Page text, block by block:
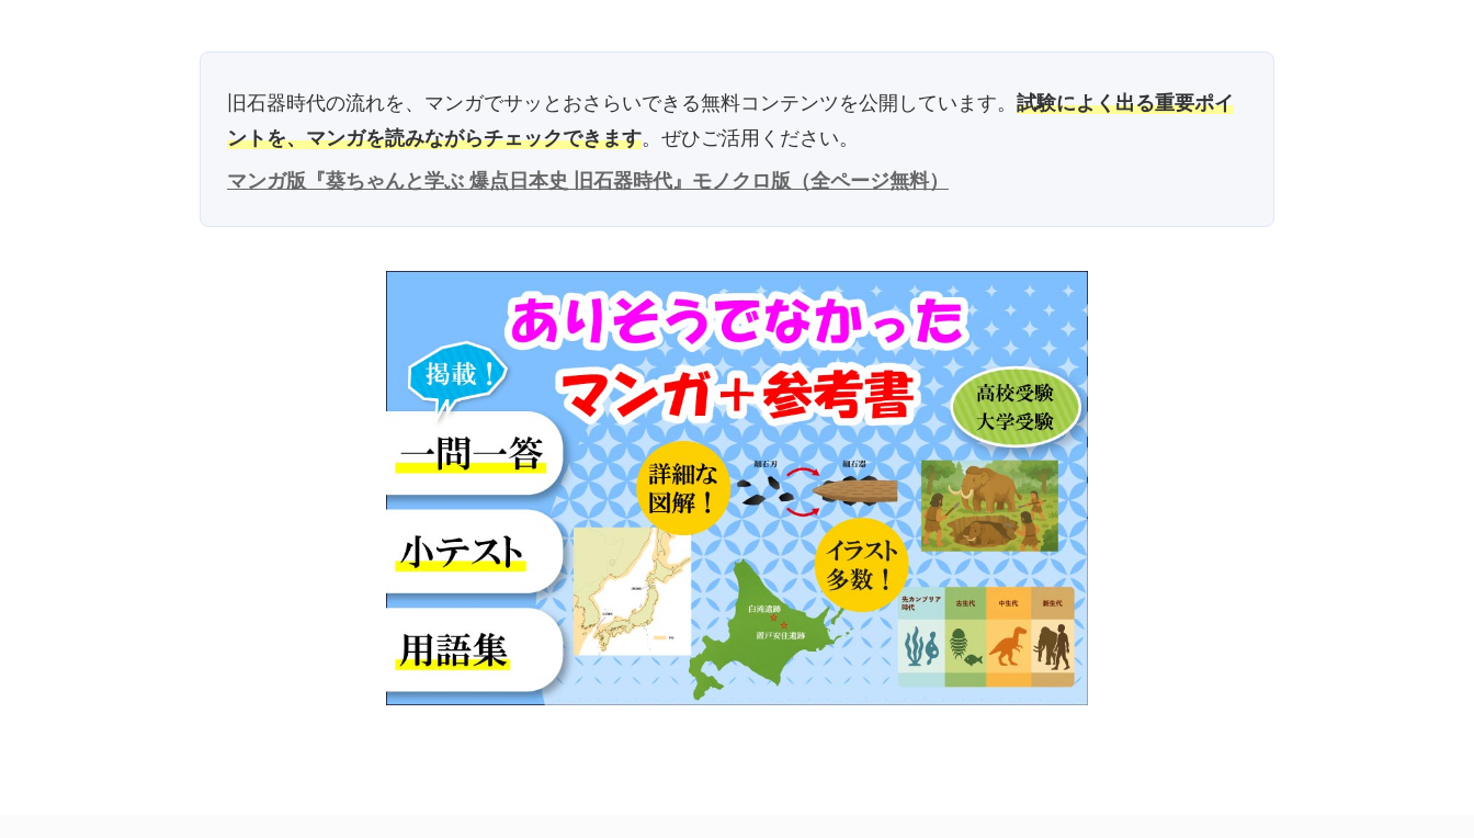
旧石器時代の流れを、マンガでサッとおさらいできる無料コンテンツを公開しています。 試験によく出る重要ポイ
ントを、マンガを読みながらチェックできます。ぜひご活用ください。
マンガ版『葵ちゃんと学ぶ 爆点日本史 旧石器時代』モノクロ版（全ページ無料）